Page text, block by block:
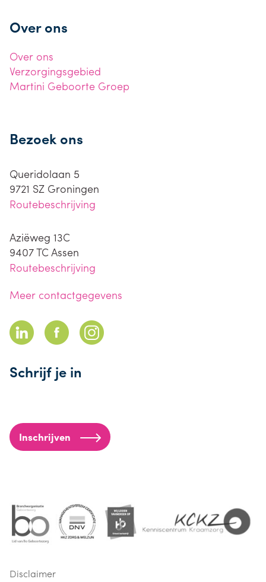
Over ons
Over ons
Verzorgingsgebied
Martini Geboorte Groep
Bezoek ons
Queridolaan 5
9721 SZ Groningen
Routebeschrijving
Aziëweg 13C
9407 TC Assen
Routebeschrijving
Meer contactgegevens
Schrijf je in
Inschrijven
Disclaimer